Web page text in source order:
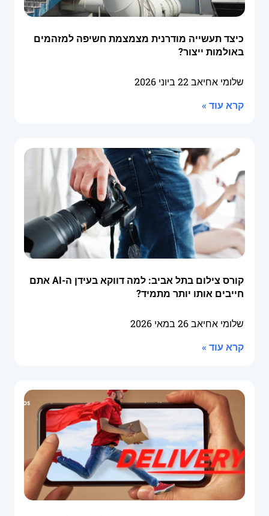
כיצד תעשייה מודרנית מצמצמת חשיפה למזהמים
באולמות ייצור?
שלומי אחיאב22 ביוני 2026
קרא עוד »
קורס צילום בתל אביב: למה דווקא בעידן ה-AI אתם
חייבים אותו יותר מתמיד?
שלומי אחיאב26 במאי 2026
קרא עוד »